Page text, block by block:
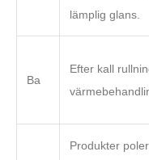
lämplig glans.
Ba
Efter kall
Produkter